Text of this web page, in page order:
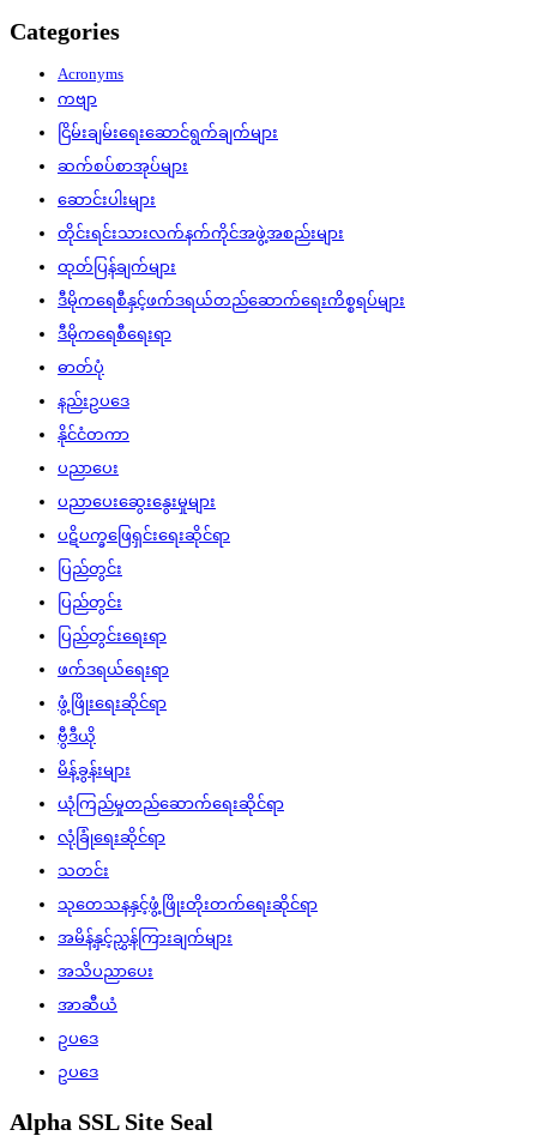
Categories
Acronyms
ကဗျာ
ငြိမ်းချမ်းရေးဆောင်ရွက်ချက်များ
ဆက်စပ်စာအုပ်များ
ဆောင်းပါးများ
တိုင်းရင်းသားလက်နက်ကိုင်အဖွဲ့အစည်းများ
ထုတ်ပြန်ချက်များ
ဒီမိုကရေစီနှင့်ဖက်ဒရယ်တည်ဆောက်‌ရေးကိစ္စရပ်များ
ဒီမိုကရေစီရေးရာ
ဓာတ်ပုံ
နည်းဥပဒေ
နိုင်ငံတကာ
ပညာပေး
ပညာပေးဆွေးနွေးမှုများ
ပဋိပက္ခဖြေရှင်းရေးဆိုင်ရာ
ပြည်တွင်း
ပြည်တွင်း
ပြည်တွင်းရေးရာ
ဖက်ဒရယ်ရေးရာ
ဖွံ့ဖြိုးရေးဆိုင်ရာ
ဗွီဒီယို
မိန့်ခွန်းများ
ယုံကြည်မှုတည်ဆောက်ရေးဆိုင်ရာ
လုံခြုံရေးဆိုင်ရာ
သတင်း
သုတေသနနှင့်ဖွံ့ဖြိုးတိုးတက်ရေးဆိုင်ရာ
အမိန့်နှင့်ညွှန်ကြားချက်များ
အသိပညာပေး
အာဆီယံ
ဥပဒေ
ဥပဒေ
Alpha SSL Site Seal